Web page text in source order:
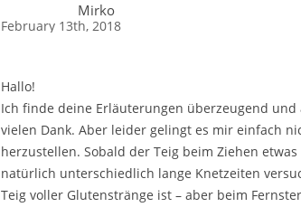
Mirko
February 13th, 2018
Hallo!
Ich finde deine Erläuterungen überzeugend
vielen Dank. Aber leider gelingt es mir einfach
herzustellen. Sobald der Teig beim Ziehen
natürlich unterschiedlich lange Knetzeiten
Teig voller Glutenstränge ist – aber beim